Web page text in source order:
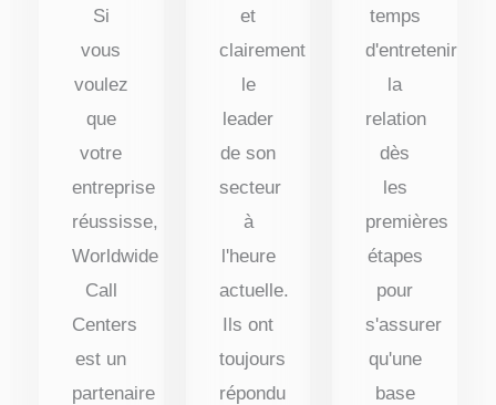
Si
vous
voulez
que
votre
entreprise
réussisse,
Worldwide
Call
Centers
est un
partenaire
et
clairement
le
leader
de son
secteur
à
l'heure
actuelle.
Ils ont
toujours
répondu
temps
d'entretenir
la
relation
dès
les
premières
étapes
pour
s'assurer
qu'une
base